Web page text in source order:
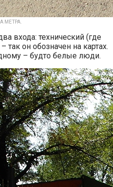
МЕТРА.
входа: технический (где
он обозначен на картах.
– будто белые люди.